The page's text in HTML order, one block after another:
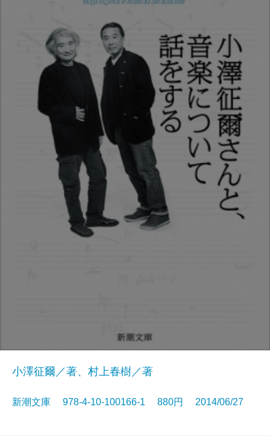
小澤征爾／著、村上春樹／著
新潮文庫 978-4-10-100166-1 880円 2014/06/27